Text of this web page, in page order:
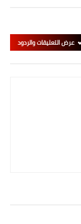
عرض التعليقات والردود